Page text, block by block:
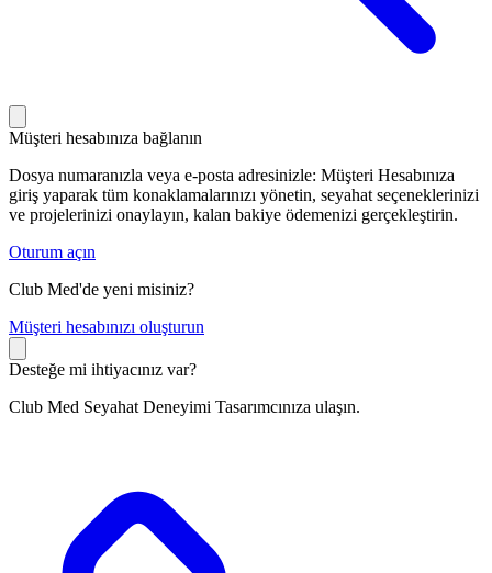
Müşteri hesabınıza bağlanın
Dosya numaranızla veya e-posta adresinizle: Müşteri Hesabınıza
giriş yaparak tüm konaklamalarınızı yönetin, seyahat seçeneklerinizi
ve projelerinizi onaylayın, kalan bakiye ödemenizi gerçekleştirin.
Oturum açın
Club Med'de yeni misiniz?
Müşteri hesabınızı oluşturun
Desteğe mi ihtiyacınız var?
Club Med Seyahat Deneyimi Tasarımcınıza ulaşın.